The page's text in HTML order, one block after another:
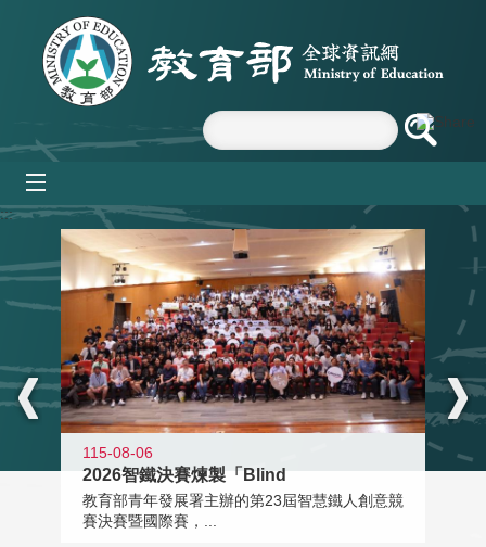
跳到主要內容區塊
:::
115-08-06
2026智鐵決賽煉製「Blind
教育部青年發展署主辦的第23屆智慧鐵人創意競
賽決賽暨國際賽，...